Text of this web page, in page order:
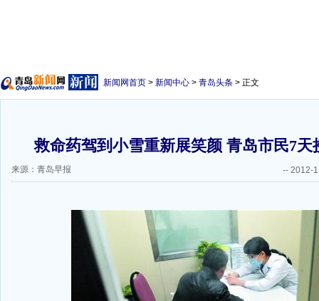
新闻网首页 > 新闻中心 > 青岛头条 > 正文
救命药驾到小雪重新展笑颜 青岛市民7天
来源：青岛早报 -- 2012-